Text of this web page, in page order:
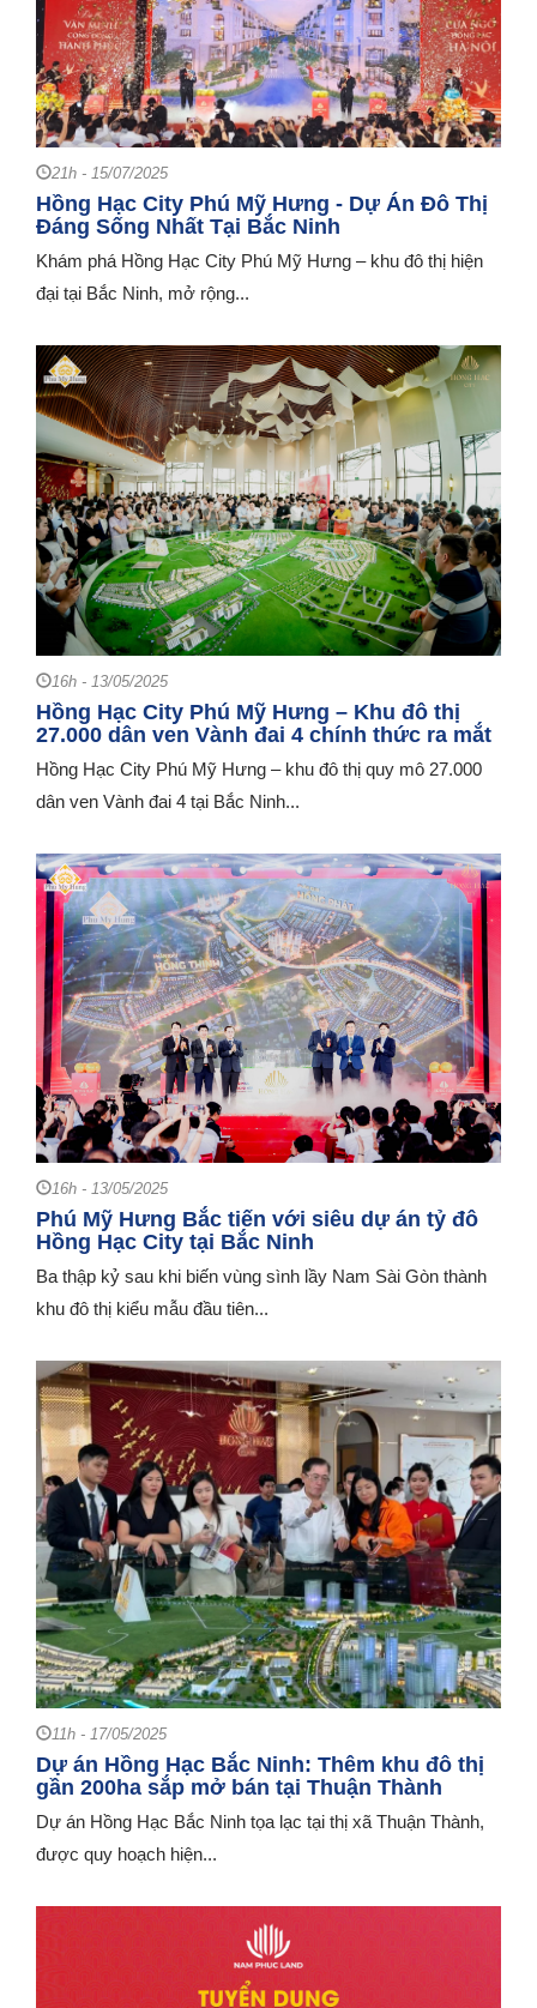
21h - 15/07/2025
Hồng Hạc City Phú Mỹ Hưng - Dự Án Đô Thị
Đáng Sống Nhất Tại Bắc Ninh
Khám phá Hồng Hạc City Phú Mỹ Hưng – khu đô thị hiện
đại tại Bắc Ninh, mở rộng...
16h - 13/05/2025
Hồng Hạc City Phú Mỹ Hưng – Khu đô thị
27.000 dân ven Vành đai 4 chính thức ra mắt
Hồng Hạc City Phú Mỹ Hưng – khu đô thị quy mô 27.000
dân ven Vành đai 4 tại Bắc Ninh...
16h - 13/05/2025
Phú Mỹ Hưng Bắc tiến với siêu dự án tỷ đô
Hồng Hạc City tại Bắc Ninh
Ba thập kỷ sau khi biến vùng sình lầy Nam Sài Gòn thành
khu đô thị kiểu mẫu đầu tiên...
11h - 17/05/2025
Dự án Hồng Hạc Bắc Ninh: Thêm khu đô thị
gần 200ha sắp mở bán tại Thuận Thành
Dự án Hồng Hạc Bắc Ninh tọa lạc tại thị xã Thuận Thành,
được quy hoạch hiện...